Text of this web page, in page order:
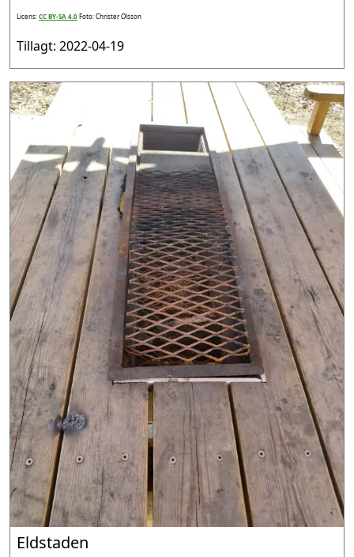
Licens:CC BY-SA 4.0Foto: Christer Olsson
Tillagt: 2022-04-19
Eldstaden